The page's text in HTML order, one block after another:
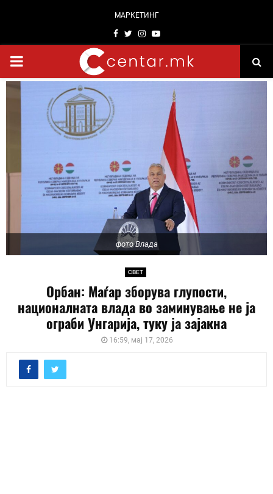
МАРКЕТИНГ
Facebook
TwitterInstagram
Youtube
PRIMARY
MENU
фото Влада
СВЕТ
Орбан: Маѓар зборува глупости,
националната влада во заминување не ја
ограби Унгарија, туку ја зајакна
16:59, мај 17, 2026